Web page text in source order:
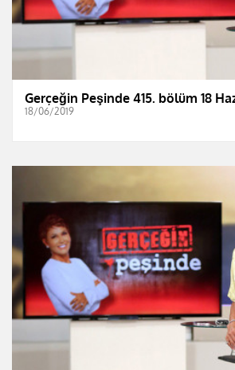
Gerçeğin Peşinde 415. bölüm 18
18/06/2019